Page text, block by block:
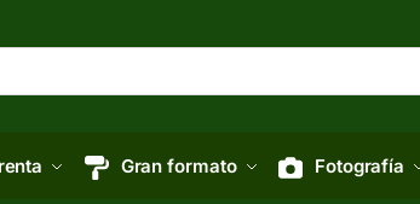
Gran formato Fotografía